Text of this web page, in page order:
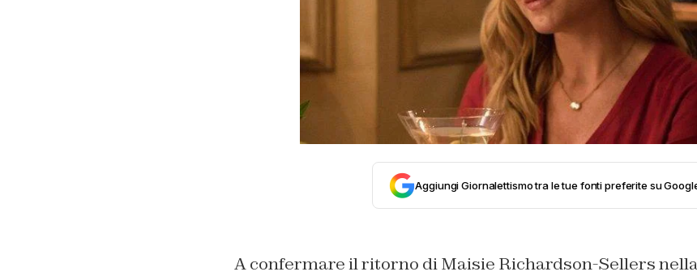
Aggiungi Giornalettismo tra le tue fonti preferite su
A confermare il ritorno di Maisie Richardson-Sellers